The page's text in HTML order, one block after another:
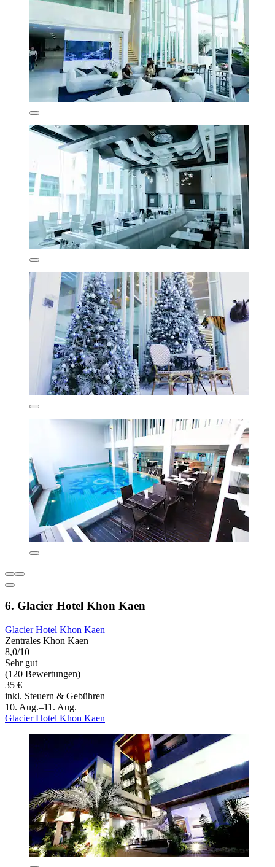
6. Glacier Hotel Khon Kaen
Glacier Hotel Khon Kaen
Zentrales Khon Kaen
8,0/10
Sehr gut
(120 Bewertungen)
35 €
inkl. Steuern & Gebühren
10. Aug.–11. Aug.
Glacier Hotel Khon Kaen